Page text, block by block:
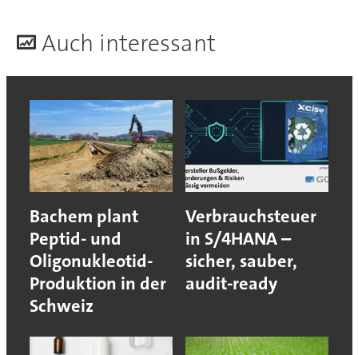
Auch interessant
Bachem plant
Peptid- und
Oligonukleotid-
Produktion in der
Schweiz
Verbrauchsteuer
in S/4HANA –
sicher, sauber,
audit-ready